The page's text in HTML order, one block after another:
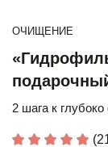
ОЧИЩЕНИЕ
2 шага к